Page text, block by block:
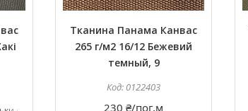
Тканина Панама Канвас
265 г/м2 16/12 Бежевий
темный, 9
0122403
230 ₴/пог.м